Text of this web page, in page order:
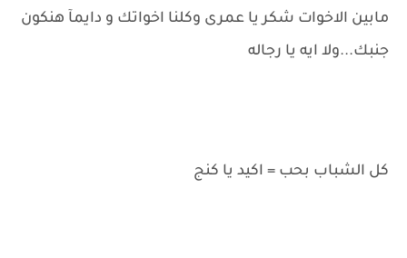
مابين الاخوات شكر يا عمرى وكلنا اخواتك و دايمآ هنكون
جنبك...ولا ايه يا رجاله
كل الشباب بحب = اكيد يا كنج